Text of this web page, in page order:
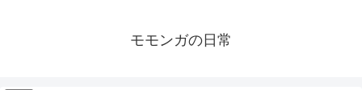
モモンガの日常